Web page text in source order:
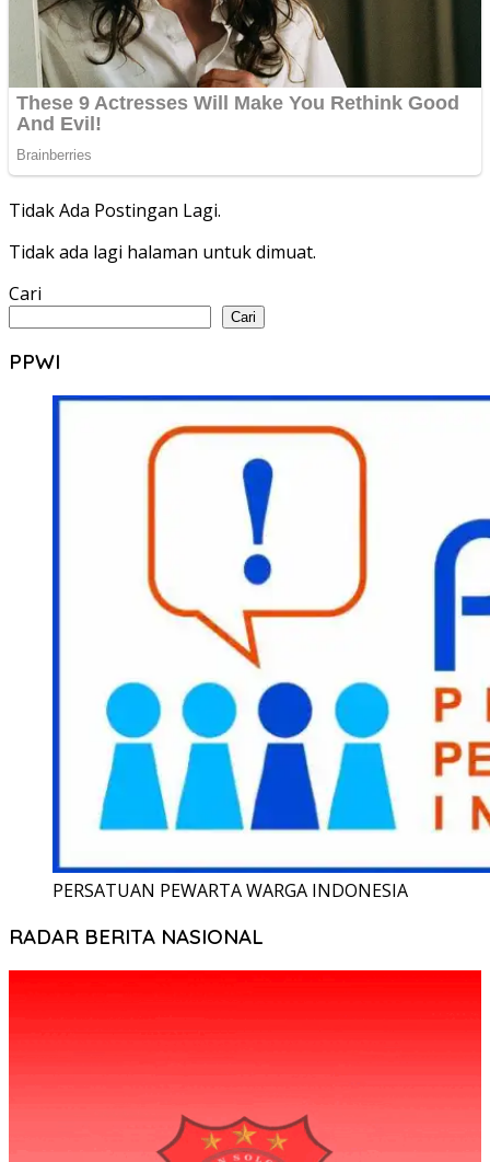
Tidak Ada Postingan Lagi.
Tidak ada lagi halaman untuk dimuat.
Cari
Cari
PPWI
PERSATUAN PEWARTA WARGA INDONESIA
RADAR BERITA NASIONAL